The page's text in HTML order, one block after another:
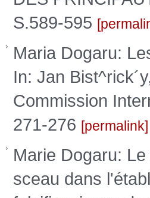
S.589-595
Maria Dogaru:
In: Jan
Commission
271-276 permalink
Marie Dogaru:
sceau dans